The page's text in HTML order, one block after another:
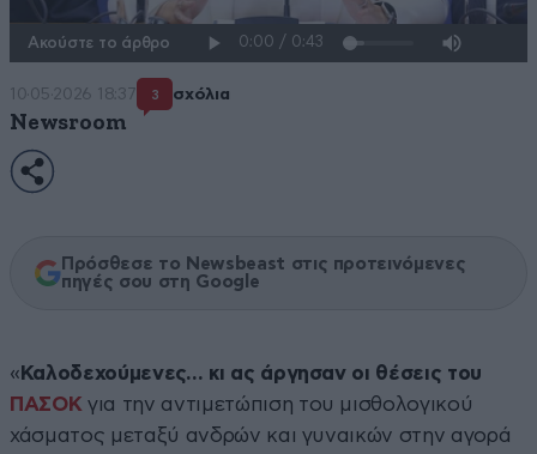
Ακούστε το άρθρο
10·05·2026 18:37 3 σχόλια
Newsroom
Πρόσθεσε το Newsbeast στις προτεινόμενες
πηγές σου στη Google
« Καλοδεχούμενες… κι ας άργησαν οι θέσεις του
ΠΑΣΟΚ για την αντιμετώπιση του μισθολογικού
χάσματος μεταξύ ανδρών και γυναικών στην αγορά